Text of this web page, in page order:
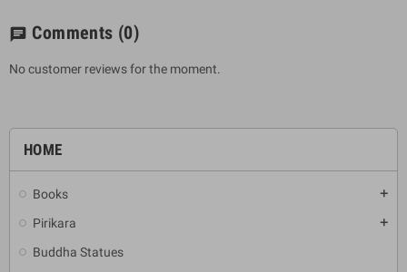
HOME
Books add
Pirikara add
Buddha Statues
chat Comments (0)
No customer reviews for the moment.